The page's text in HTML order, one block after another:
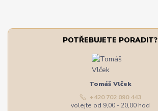
POTŘEBUJETE PORADIT?
Tomáš Vlček
+420 702 090 443
volejte od 9,00 - 20,00 hod